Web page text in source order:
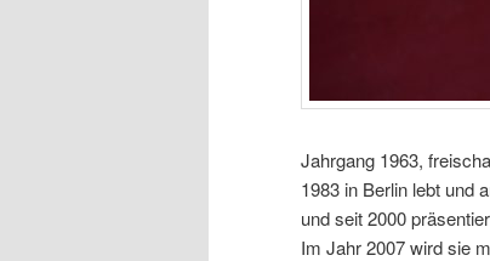
Jahrgang 1963,
1983 in Berlin lebt und
und seit 2000
Im Jahr 2007 wird sie